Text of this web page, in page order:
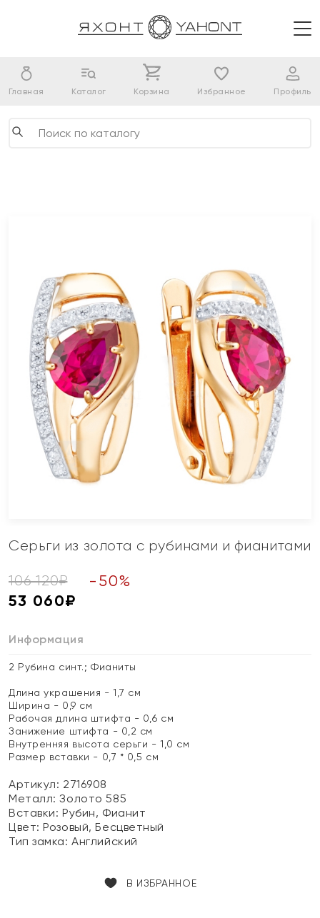
Главная Каталог Корзина Избранное Профиль
Серьги из золота с рубинами и фианитами
106 120₽ - 50%
53 060₽
Информация
2 Рубина синт.; Фианиты
Длина украшения - 1,7 см
Ширина - 0,9 см
Рабочая длина штифта - 0,6 см
Занижение штифта - 0,2 см
Внутренняя высота серьги - 1,0 см
Размер вставки - 0,7 * 0,5 см
Артикул: 2716908
Металл:Золото 585
Вставки:Рубин, Фианит
Цвет:Розовый, Бесцветный
Тип замка:Английский
В ИЗБРАННОЕ